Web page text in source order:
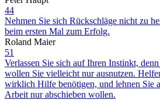
44
Nehmen Sie sich Rückschläge nicht zu
beim ersten Mal zum Erfolg.
Roland Maier
51
Verlassen Sie sich auf Ihren Instinkt,
wollen Sie vielleicht nur ausnutzen.
wirklich Hilfe benötigen, und lehnen Sie
Arbeit nur abschieben wollen.